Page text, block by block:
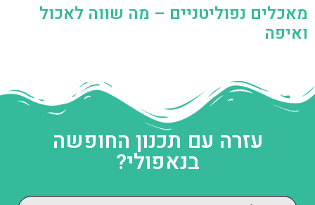
מאכלים נפוליטניים – מה שווה לאכול
ואיפה
עזרה עם תכנון החופשה
בנאפולי?